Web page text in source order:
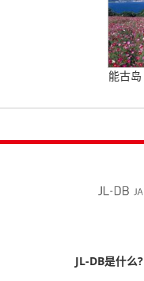
能古岛
JL-DB是什么?